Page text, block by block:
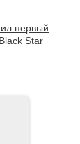
первый
Star